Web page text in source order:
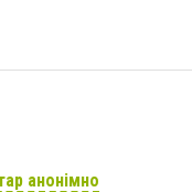
анонімно